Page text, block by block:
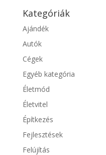
Kategóriák
Ajándék
Autók
Cégek
Egyéb kategória
Életmód
Életvitel
Építkezés
Fejlesztések
Felújítás